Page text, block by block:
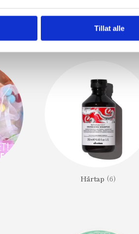
Tillat alle
Hårologi(51)
Hårtap (6)